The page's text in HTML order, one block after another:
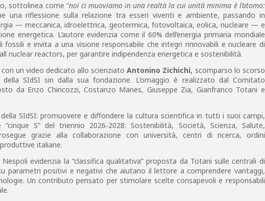
sottolinea come “noi ci muoviamo in una realtà la cui unità minima è l’atomo:
una riflessione sulla relazione tra esseri viventi e ambiente, passando in
— meccanica, idroelettrica, geotermica, fotovoltaica, eolica, nucleare — e
energetica. L’autore evidenzia come il 60% dell’energia primaria mondiale
fossili e invita a una visione responsabile che integri rinnovabili e nucleare di
nuclear reactors, per garantire indipendenza energetica e sostenibilità.
un video dedicato allo scienziatoAntonino Zichichi, scomparso lo scorso
SIdSI sin dalla sua fondazione. L’omaggio è realizzato dal Comitato
da Enzo Chiricozzi, Costanzo Manes, Giuseppe Zia, Gianfranco Totani e
SIdSI: promuovere e diffondere la cultura scientifica in tutti i suoi campi,
S” del triennio 2026‑2028: Sostenibilità, Società, Scienza, Salute,
grazie alla collaborazione con università, centri di ricerca, ordini
italiane.
evidenzia la “classifica qualitativa” proposta da Totani sulle centrali di
parametri positivi e negativi che aiutano il lettore a comprendere vantaggi,
Un contributo pensato per stimolare scelte consapevoli e responsabili